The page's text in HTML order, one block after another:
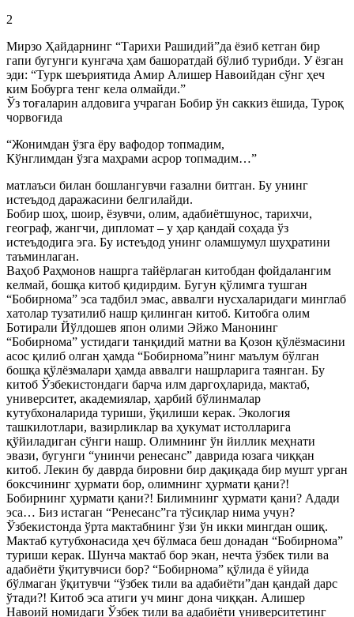
2
Мирзо Ҳайдарнинг “Тарихи Рашидий”да ёзиб кетган бир
гапи бугунги кунгача ҳам башоратдай бўлиб турибди. У ёзган
эди: “Турк шеъриятида Амир Алишер Навоийдан сўнг ҳеч
ким Бобурга тенг кела олмайди.”
Ўз тоғаларин алдовига учраган Бобир ўн саккиз ёшида, Туроқ
чорвоғида
“Жонимдан ўзга ёру вафодор топмадим,
Кўнглимдан ўзга маҳрами асрор топмадим…”
матлаъси билан бошлангувчи ғазални битган. Бу унинг
истеъдод даражасини белгилайди.
Бобир шоҳ, шоир, ёзувчи, олим, адабиётшунос, тарихчи,
географ, жангчи, дипломат – у ҳар қандай соҳада ўз
истеъдодига эга. Бу истеъдод унинг оламшумул шуҳратини
таъминлаган.
Ваҳоб Раҳмонов нашрга тайёрлаган китобдан фойдалангим
келмай, бошқа китоб қидирдим. Бугун қўлимга тушган
“Бобирнома” эса тадбил эмас, аввалги нусхаларидаги минглаб
хатолар тузатилиб нашр қилинган китоб. Китобга олим
Ботирали Йўлдошев япон олими Эйжо Манонинг
“Бобирнома” устидаги танқидий матни ва Қозон қўлёзмасини
асос қилиб олган ҳамда “Бобирнома”нинг маълум бўлган
бошқа қўлёзмалари ҳамда аввалги нашрларига таянган. Бу
китоб Ўзбекистондаги барча илм даргоҳларида, мактаб,
университет, академиялар, ҳарбий бўлинмалар
кутубхоналарида туриши, ўқилиши керак. Экология
ташкилотлари, вазирликлар ва ҳукумат истолларига
қўйиладиган сўнги нашр. Олимнинг ўн йиллик меҳнати
эвази, бугунги “унинчи ренесанс” даврида юзага чиққан
китоб. Лекин бу даврда бировни бир дақиқада бир мушт урган
боксчининг ҳурмати бор, олимнинг ҳурмати қани?!
Бобирнинг ҳурмати қани?! Билимнинг ҳурмати қани? Адади
эса… Биз истаган “Ренесанс”га тўсиқлар нима учун?
Ўзбекистонда ўрта мактабнинг ўзи ўн икки мингдан ошиқ.
Мактаб кутубхонасида ҳеч бўлмаса беш донадан “Бобирнома”
туриши керак. Шунча мактаб бор экан, нечта ўзбек тили ва
адабиёти ўқитувчиси бор? “Бобирнома” қўлида ё уйида
бўлмаган ўқитувчи “ўзбек тили ва адабиёти”дан қандай дарс
ўтади?! Китоб эса атиги уч минг дона чиққан. Алишер
Навоий номидаги Ўзбек тили ва адабиёти университетинг